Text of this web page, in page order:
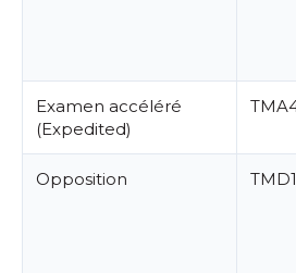
Examen accéléré
(Expedited)
Opposition TMD1